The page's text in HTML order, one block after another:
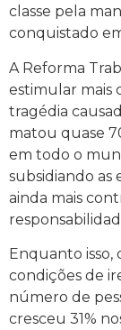
classe pela
conquistado
A Reforma
estimular mais
tragédia
matou quase
em todo o
subsidiando as
ainda mais
Enquanto isso,
condições de
número de
cresceu 31%